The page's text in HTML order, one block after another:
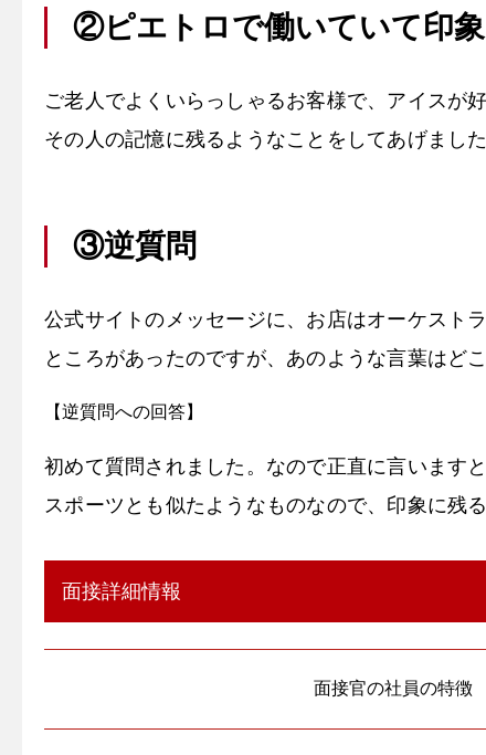
②ピエトロで働いていて印
ご老人でよくいらっしゃるお客様で、アイスが
その人の記憶に残るようなことをしてあげました
③逆質問
公式サイトのメッセージに、お店はオーケスト
ところがあったのですが、あのような言葉はど
【逆質問への回答】
初めて質問されました。なので正直に言います
スポーツとも似たようなものなので、印象に残
面接詳細情報
面接官の社員の特徴